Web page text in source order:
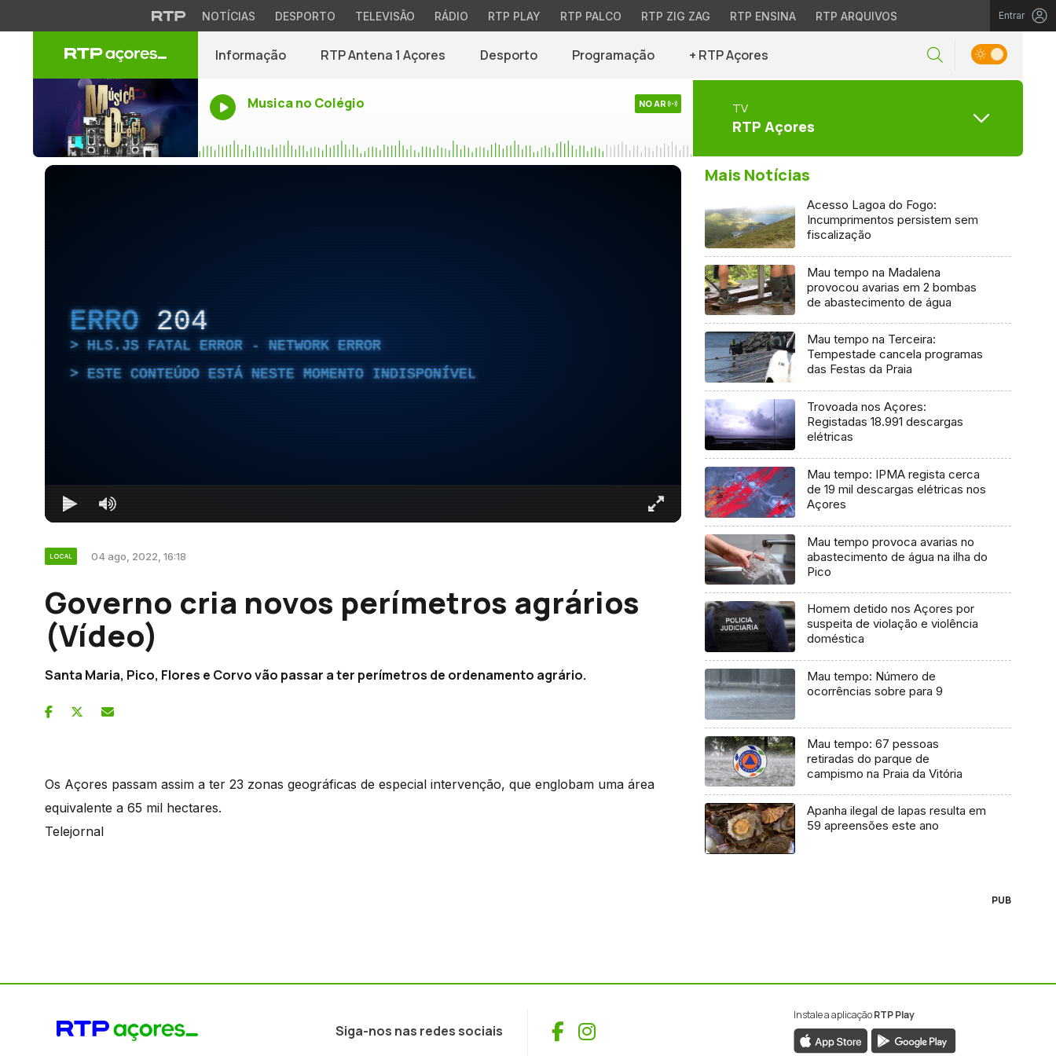
NOTÍCIAS DESPORTO TELEVISÃO RÁDIO RTP PLAY RTP PALCO RTP ZIG ZAG RTP ENSINA RTP ARQUIVOS Entrar
Informação RTP Antena 1 Açores Desporto Programação + RTP Açores
Musica no Colégio NO AR TV
RTP Açores
ERRO 204
HLS.JS FATAL ERROR - NETWORK ERROR
ESTE CONTEÚDO ESTÁ NESTE MOMENTO INDISPONÍVEL
LOCAL 04 ago, 2022, 16:18
Governo cria novos perímetros agrários
(Vídeo)
Santa Maria, Pico, Flores e Corvo vão passar a ter perímetros de ordenamento agrário.
Os Açores passam assim a ter 23 zonas geográficas de especial intervenção, que englobam uma área
equivalente a 65 mil hectares.
Telejornal
Mais Notícias
Acesso Lagoa do Fogo:
Incumprimentos persistem sem
fiscalização
Mau tempo na Madalena
provocou avarias em 2 bombas
de abastecimento de água
Mau tempo na Terceira:
Tempestade cancela programas
das Festas da Praia
Trovoada nos Açores:
Registadas 18.991 descargas
elétricas
Mau tempo: IPMA regista cerca
de 19 mil descargas elétricas nos
Açores
Mau tempo provoca avarias no
abastecimento de água na ilha do
Pico
Homem detido nos Açores por
suspeita de violação e violência
doméstica
Mau tempo: Número de
ocorrências sobre para 9
Mau tempo: 67 pessoas
retiradas do parque de
campismo na Praia da Vitória
Apanha ilegal de lapas resulta em
59 apreensões este ano
PUB
Siga-nos nas redes sociais Facebook
Instagram
Instale a aplicaçãoRTP Play